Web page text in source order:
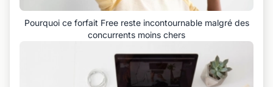
Pourquoi ce forfait Free reste incontournable malgré des
concurrents moins chers